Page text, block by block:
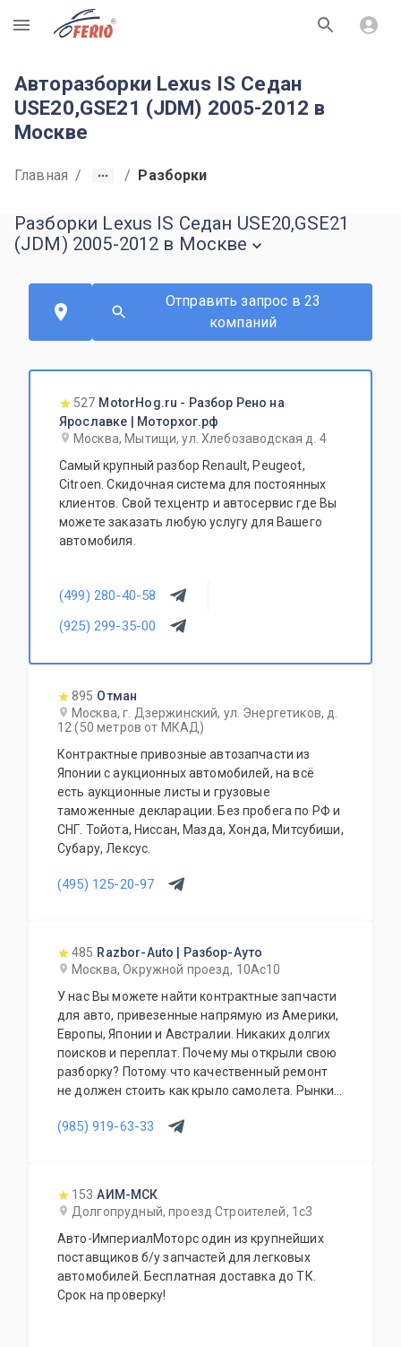
R
Авторазборки Lexus IS Седан
USE20,GSE21 (JDM) 2005-2012 в
Москве
Главная / / Разборки
Разборки Lexus IS Седан USE20,GSE21
(JDM) 2005-2012 в Москве
Отправить запрос в 23
компаний
527 MotorHog.ru - Разбор Рено на
Ярославке | Моторхог.рф
Москва, Мытищи, ул. Хлебозаводская д. 4
Самый крупный разбор Renault, Peugeot,
Citroen. Скидочная система для постоянных
клиентов. Свой техцентр и автосервис где Вы
можете заказать любую услугу для Вашего
автомобиля.
(499) 280-40-58
(925) 299-35-00
895 Отман
Москва, г. Дзержинский, ул. Энергетиков, д.
12 (50 метров от МКАД)
Контрактные привозные автозапчасти из
Японии с аукционных автомобилей, на всё
есть аукционные листы и грузовые
таможенные декларации. Без пробега по РФ и
СНГ. Тойота, Ниссан, Мазда, Хонда, Митсубиши,
Субару, Лексус.
(495) 125-20-97
485 Razbor-Auto | Разбор-Ауто
Москва, Окружной проезд, 10Ас10
У нас Вы можете найти контрактные запчасти
для авто, привезенные напрямую из Америки,
Европы, Японии и Австралии. Никаких долгих
поисков и переплат. Почему мы открыли свою
разборку? Потому что качественный ремонт
не должен стоить как крыло самолета. Рынки
отличных доноров с живыми узлами. Мы
(985) 919-63-33
153 АИМ-МСК
Долгопрудный, проезд Строителей, 1с3
Авто-ИмпериалМоторс один из крупнейших
поставщиков б/у запчастей для легковых
автомобилей. Бесплатная доставка до ТК.
Срок на проверку!